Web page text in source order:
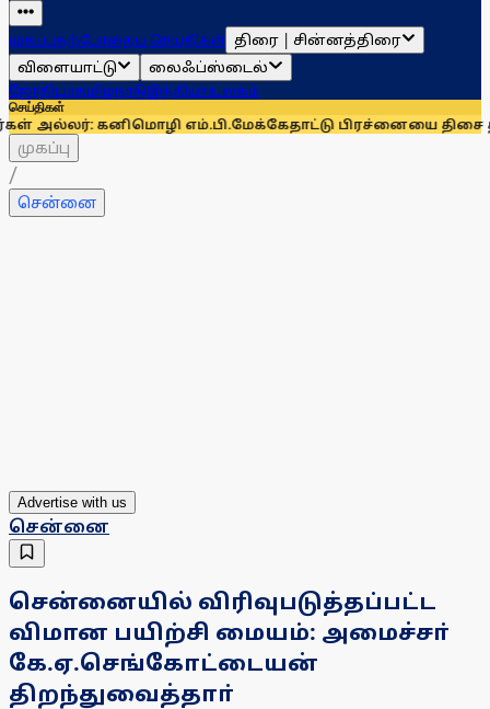
முகப்புதற்போதைய செய்திகள் திரை | சின்னத்திரை
விளையாட்டு
லைஃப்ஸ்டைல்
ஜோதிடம்தமிழ்நாடுஇந்தியாஉலகம்
செய்திகள்
எம்.பி.மேக்கேதாட்டு பிரச்னையை திசை திருப்பவே
முகப்பு
/
சென்னை
Advertise with us
சென்னை
சென்னையில் விரிவுபடுத்தப்பட்ட
விமான பயிற்சி மையம்: அமைச்சா்
கே.ஏ.செங்கோட்டையன்
திறந்துவைத்தாா்